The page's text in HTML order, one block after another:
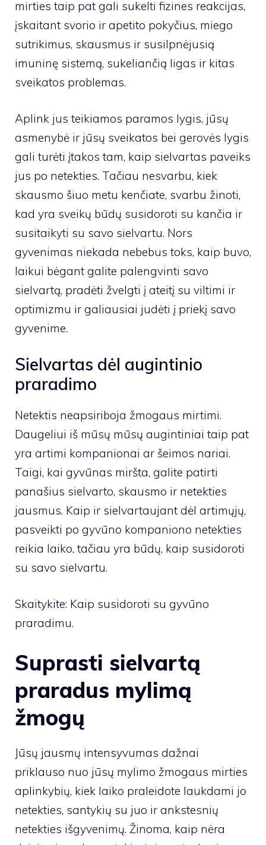
mirties taip pat gali sukelti fizines reakcijas,
įskaitant svorio ir apetito pokyčius, miego
sutrikimus, skausmus ir susilpnėjusią
imuninę sistemą, sukeliančią ligas ir kitas
sveikatos problemas.
Aplink jus teikiamos paramos lygis, jūsų
asmenybė ir jūsų sveikatos bei gerovės lygis
gali turėti įtakos tam, kaip sielvartas paveiks
jus po netekties. Tačiau nesvarbu, kiek
skausmo šiuo metu kenčiate, svarbu žinoti,
kad yra sveikų būdų susidoroti su kančia ir
susitaikyti su savo sielvartu. Nors
gyvenimas niekada nebebus toks, kaip buvo,
laikui bėgant galite palengvinti savo
sielvartą, pradėti žvelgti į ateitį su viltimi ir
optimizmu ir galiausiai judėti į priekį savo
gyvenime.
Sielvartas dėl augintinio
praradimo
Netektis neapsiriboja žmogaus mirtimi.
Daugeliui iš mūsų mūsų augintiniai taip pat
yra artimi kompanionai ar šeimos nariai.
Taigi, kai gyvūnas miršta, galite patirti
panašius sielvarto, skausmo ir netekties
jausmus. Kaip ir sielvartaujant dėl ​​artimųjų,
pasveikti po gyvūno kompaniono netekties
reikia laiko, tačiau yra būdų, kaip susidoroti
su savo sielvartu.
Skaitykite: Kaip susidoroti su gyvūno
praradimu.
Suprasti sielvartą
praradus mylimą
žmogų
Jūsų jausmų intensyvumas dažnai
priklauso nuo jūsų mylimo žmogaus mirties
aplinkybių, kiek laiko praleidote laukdami jo
netekties, santykių su juo ir ankstesnių
netekties išgyvenimų. Žinoma, kaip nėra